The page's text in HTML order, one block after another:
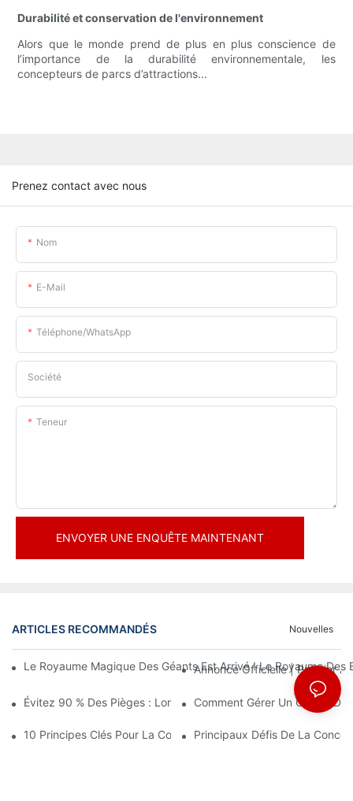
Durabilité et conservation de l'environnement
Alors que le monde prend de plus en plus conscience de
l’importance de la durabilité environnementale, les
concepteurs de parcs d’attractions...
Prenez contact avec nous
Nom
E-Mail
Téléphone/WhatsApp
Société
Teneur
ENVOYER UNE ENQUÊTE MAINTENANT
ARTICLES RECOMMANDÉS Nouvelles
Le Royaume Magique Des Géants Est Arrivé ! Le Royaume
Annonce Officielle | Premier
Évitez 90 % Des Pièges : Lorsque Vous Investissez Dans Un
Comment Gérer Un Centre De
10 Principes Clés Pour La Conception Réussie D'un Parc À
Principaux Défis De La